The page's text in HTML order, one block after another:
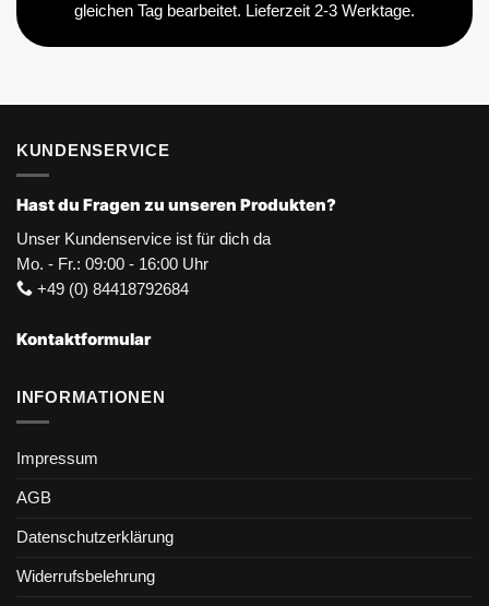
gleichen Tag bearbeitet. Lieferzeit 2-3 Werktage.
KUNDENSERVICE
Hast du Fragen zu unseren Produkten?
Unser Kundenservice ist für dich da
Mo. - Fr.: 09:00 - 16:00 Uhr
+49 (0) 84418792684
Kontaktformular
INFORMATIONEN
Impressum
AGB
Datenschutzerklärung
Widerrufsbelehrung